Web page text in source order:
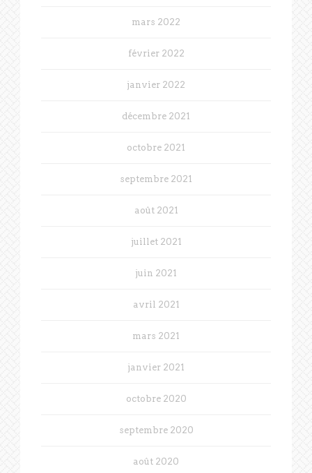
mars 2022
février 2022
janvier 2022
décembre 2021
octobre 2021
septembre 2021
août 2021
juillet 2021
juin 2021
avril 2021
mars 2021
janvier 2021
octobre 2020
septembre 2020
août 2020